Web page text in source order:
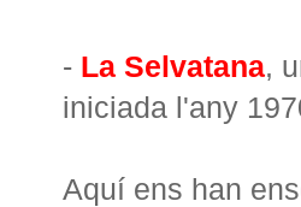
- La Selvatana,
iniciada l'any
Aquí ens han